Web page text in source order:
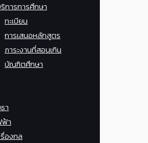
การการศึกษา
ทะเบียน
การเสนอหลักสูตร
ภาระงานที่สอนเกิน
บัณฑิตศึกษา
า
ฟ้า
องกล